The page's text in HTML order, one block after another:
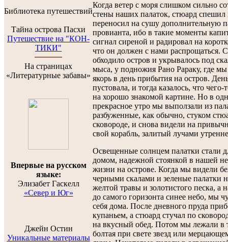
Библиотека путешествий
Тайна острова Пасхи
Путешествие на "КОН-
ТИКИ"
На страницах
«Литературные забавы»
Впервые на русском
языке:
Элизабет Гаскелл
«Север и Юг»
Джейн Остин
Уникальные материалы
Когда ветер с моря слишком сильно
стены наших палаток, стюард спешил
переносил на сушу дополнительную
провианта, ибо в такие моменты
сигнал сиреной и радировал на
что он должен с нами распрощаться.
обходило остров и укрывалось под
мыса, у подножия Рано Рараку, где
якорь в день прибытия на остров.
пустовала, и тогда казалось, что чего-
на хорошо знакомой картине. Но в
прекрасное утро мы выползали из
разбуженные, как обычно, стуком
сковороде, и снова видели на
свой корабль, залитый лучами
Освещенные солнцем палатки стали
домом, надежной стоянкой в нашей
жизни на острове. Когда мы видели
черными скалами и зеленые палатки
желтой травы и золотистого песка, а
до самого горизонта синее небо, мы
себя дома. После дневного пруда
купаньем, а стюард стучал по
на вкусный обед. Потом мы лежали в
болтая при свете звезд или